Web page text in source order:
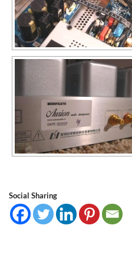
Social Sharing